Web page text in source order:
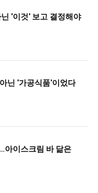
'이것' 보고 결정해야
닌 '가공식품'이었다
아이스크림 바 닮은